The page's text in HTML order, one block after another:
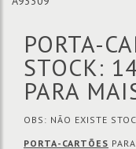
PORTA-
STOCK:
PARA
OBS: NÃO EXISTE
PORTA-CARTÕES